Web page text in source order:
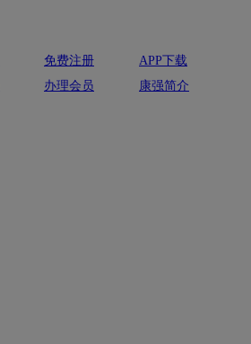
免费注册
APP下载
办理会员 康强简介